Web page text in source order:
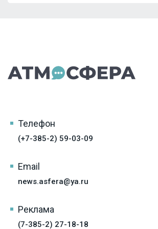
Телефон
(+7-385-2) 59-03-09
Email
news.asfera@ya.ru
Реклама
(7-385-2) 27-18-18